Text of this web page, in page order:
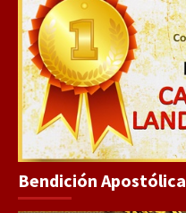
Bendición Apostólica